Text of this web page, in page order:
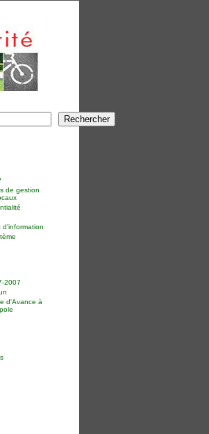
Rechercher
de gestion
d'information
2007
d'Avance à